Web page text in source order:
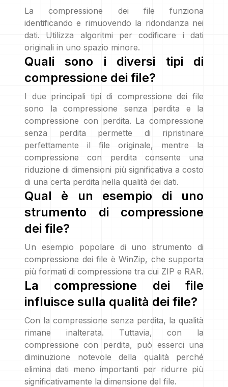
La compressione dei file funziona
identificando e rimuovendo la ridondanza nei
dati. Utilizza algoritmi per codificare i dati
originali in uno spazio minore.
Quali sono i diversi tipi di
compressione dei file?
I due principali tipi di compressione dei file
sono la compressione senza perdita e la
compressione con perdita. La compressione
senza perdita permette di ripristinare
perfettamente il file originale, mentre la
compressione con perdita consente una
riduzione di dimensioni più significativa a costo
di una certa perdita nella qualità dei dati.
Qual è un esempio di uno
strumento di compressione
dei file?
Un esempio popolare di uno strumento di
compressione dei file è WinZip, che supporta
più formati di compressione tra cui ZIP e RAR.
La compressione dei file
influisce sulla qualità dei file?
Con la compressione senza perdita, la qualità
rimane inalterata. Tuttavia, con la
compressione con perdita, può esserci una
diminuzione notevole della qualità perché
elimina dati meno importanti per ridurre più
significativamente la dimensione del file.